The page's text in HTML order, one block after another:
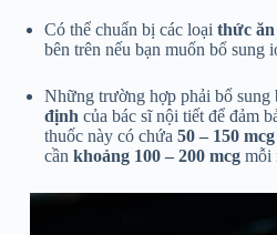
Có thể chuẩn bị các loại thức
bên trên nếu bạn muốn bổ sung
Những trường hợp phải bổ sung
định của bác sĩ nội tiết để đảm
thuốc này có chứa 50 – 150
cần khoảng 100 – 200 mcg mỗi